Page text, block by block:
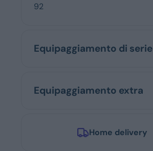
92
Equipaggiamento di serie
Equipaggiamento extra
Home delivery